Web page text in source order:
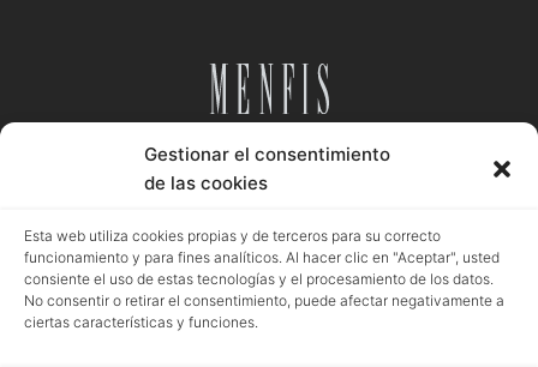
Gestionar el consentimiento
de las cookies
Esta web utiliza cookies propias y de terceros para su correcto
funcionamiento y para fines analíticos. Al hacer clic en "Aceptar", usted
consiente el uso de estas tecnologías y el procesamiento de los datos.
No consentir o retirar el consentimiento, puede afectar negativamente a
ciertas características y funciones.
Desde 1984
Aviso legal Política privacidad Política cookies